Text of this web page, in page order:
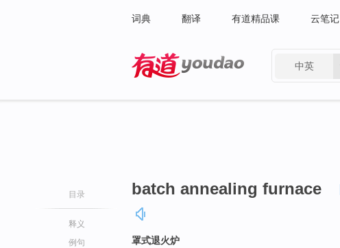
词典 翻译 有道精品课 云笔记
中英
目录
释义
例句
batch annealing furnace
罩式退火炉